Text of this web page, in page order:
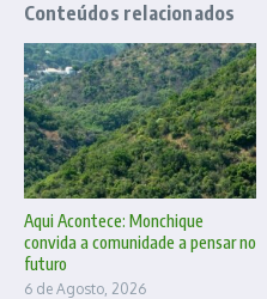
Conteúdos relacionados
Aqui Acontece: Monchique
convida a comunidade a pensar no
futuro
6 de Agosto, 2026